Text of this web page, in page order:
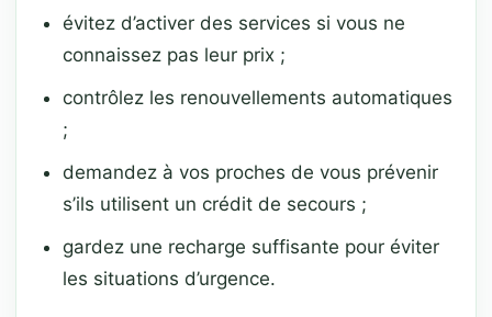
évitez d’activer des services si vous ne
connaissez pas leur prix ;
contrôlez les renouvellements automatiques
;
demandez à vos proches de vous prévenir
s’ils utilisent un crédit de secours ;
gardez une recharge suffisante pour éviter
les situations d’urgence.